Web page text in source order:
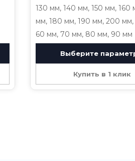
130 мм, 140 мм, 150 мм, 160
мм, 180 мм, 190 мм, 200
60 мм, 70 мм, 80 мм, 90 мм
Выберите
Купить в 1 клик